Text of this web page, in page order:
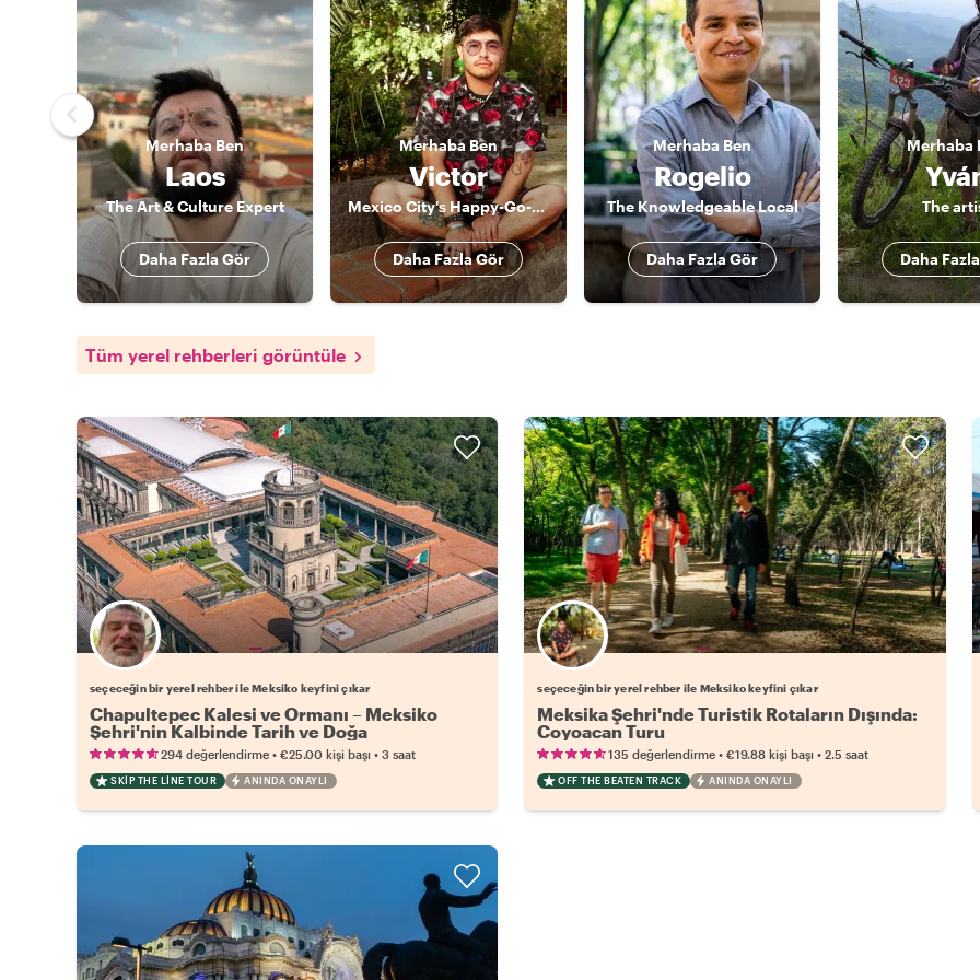
Merhaba Ben
Laos
The Art & Culture Expert
Daha Fazla Gör
MerhabaBen
Victor
Mexico City's Happy-Go-Lucky Guide
Daha Fazla Gör
MerhabaBen
Rogelio
The Knowledgeable Local
Daha Fazla Gör
Merhaba
The
Daha
Tüm yerel rehberleri görüntüle
Favori yerel rehberini seç
seçeceğin bir yerel rehber ile Meksiko keyfini çıkar
Chapultepec Kalesi ve Ormanı – Meksiko
Şehri'nin Kalbinde Tarih ve Doğa
294 değerlendirme • €25.00 kişi başı • 3 saat
SKIP THE LINE TOUR ANINDA ONAYLI
Favori yerel rehberini seç
seçeceğin bir yerel rehber ile Meksiko keyfini çıkar
Meksika Şehri'nde Turistik Rotaların Dışında:
Coyoacan Turu
135 değerlendirme •€19.88 kişi başı •2.5 saat
OFF THE BEATEN TRACK ANINDA ONAYLI